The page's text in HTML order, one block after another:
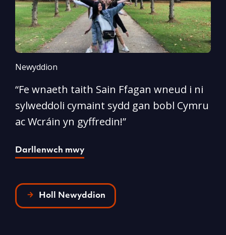
Newyddion
“Fe wnaeth taith Sain Ffagan wneud i ni
sylweddoli cymaint sydd gan bobl Cymru
ac Wcráin yn gyffredin!”
Darllenwch mwy
Holl Newyddion